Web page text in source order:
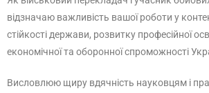
відзначаю важливість вашої роботи у
стійкості держави, розвитку професійної
економічної та оборонної спроможності
Висловлюю щиру вдячність науковцям і